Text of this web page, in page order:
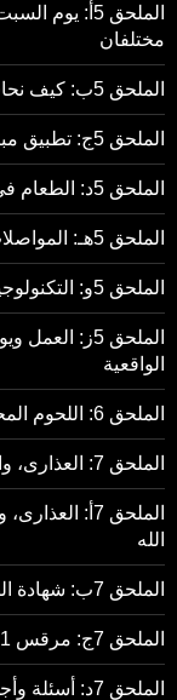
الملحق 5أ:
مختلفان
الملحق 5ب: كيف نحافظ على يوم السبت في العصر الحديث
الملحق 5ج: تطبيق مبادئ يوم السبت في الحياة اليومية
الملحق 5د: الطعام في يوم السبت — إرشادات عملية
الملحق 5هـ: المواصلات في يوم السبت
الملحق 5و: التكنولوجيا والترفيه في يوم السبت
الملحق 5ز:
الواقعية
الملحق 6: اللحوم المحرمة على المسيحيين
الملحق 7: العذارى، والأرامل، والمطلقات: الزيجات التي يقبلها الله
الملحق 7أ:
الله
الملحق 7ب: شهادة الطلاق — الحقائق والأساطير
الملحق 7ج: مرقس 10:11-12 والمساواة الزائفة في الزنا
الملحق 7د: أسئلة وأجوبة — العذارى، والأرامل، والمطلقات